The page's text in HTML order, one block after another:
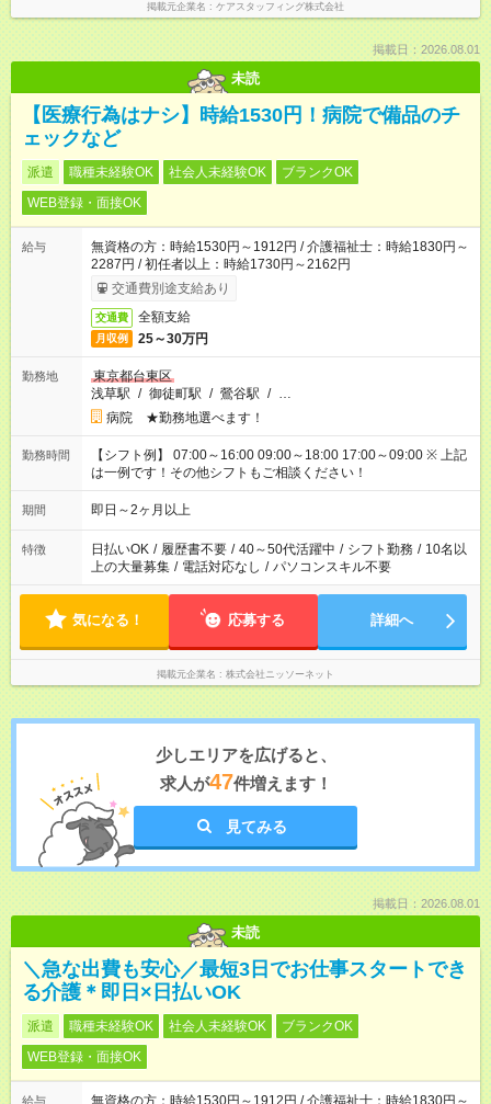
掲載元企業名 ケアスタッフィング株式会社
掲載日：2026.08.01
未読
【医療行為はナシ】時給1530円！病院で備品のチ
ェックなど
派遣 職種未経験OK 社会人未経験OK
ブランクOK
WEB登録・面接OK
給与
無資格の方：時給1530円～1912円 / 介護福祉士：時給1830円～
2287円 / 初任者以上：時給1730円～2162円
交通費別途支給あり
交通費 全額支給
月収例 25～30万円
勤務地
東京都台東区
浅草駅 / 御徒町駅 / 鶯谷駅 / …
病院 ★勤務地選べます！
勤務時間
【シフト例】 07:00～16:00 09:00～18:00 17:00～09:00 ※ 上記
は一例です！その他シフトもご相談ください！
期間 即日～2ヶ月以上
特徴 日払いOK / 履歴書不要 / 40～50代活躍中 / シフト勤務 / 10名以
上の大量募集 / 電話対応なし / パソコンスキル不要
気になる！ 応募する 詳細へ
掲載元企業名 株式会社ニッソーネット
少しエリアを広げると、
求人が47件増えます！
見てみる
掲載日：2026.08.01
未読
＼急な出費も安心／最短3日でお仕事スタートでき
る介護＊即日×日払いOK
派遣 職種未経験OK 社会人未経験OK
ブランクOK
WEB登録・面接OK
給与
無資格の方：時給1530円～1912円 / 介護福祉士：時給1830円～